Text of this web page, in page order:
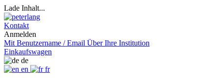
Lade Inhalt...
Kontakt
Anmelden
Mit Benutzername / Email Über Ihre Institution
Einkaufswagen
de
en
fr